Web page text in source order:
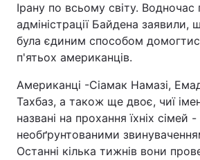
Ірану по всьому світу.
адміністрації Байдена заявили,
була єдиним способом
п'ятьох американців.
Американці -Сіамак Намазі,
Тахбаз, а також ще двоє, чиї
названі на прохання їхніх сімей
необґрунтованими
Останні кілька тижнів вони